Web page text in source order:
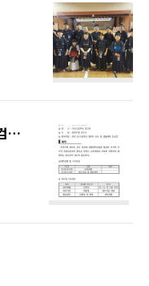
창원시청검도부와 함께하는 사랑의 검도교실 개최